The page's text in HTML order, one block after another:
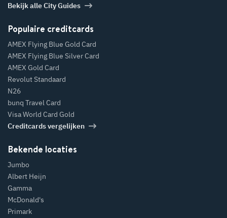
Bekijk alle City Guides
Populaire creditcards
AMEX Flying Blue Gold Card
AMEX Flying Blue Silver Card
AMEX Gold Card
Revolut Standaard
N26
bunq Travel Card
Visa World Card Gold
Creditcards vergelijken
Bekende locaties
Jumbo
Albert Heijn
Gamma
McDonald's
Primark